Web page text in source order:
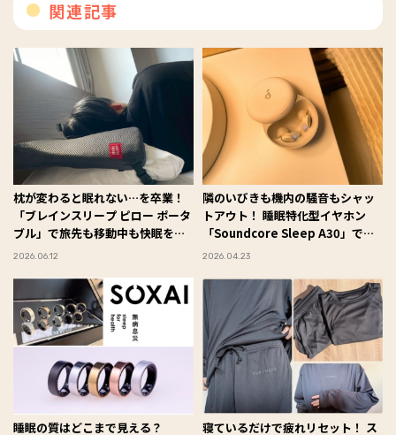
関連記事
枕が変わると眠れない…を卒業！
「ブレインスリープ ピロー ポータ
ブル」で旅先も移動中も快眠を持
ち運ぶ #Omezaトーク
2026.06.12
隣のいびきも機内の騒音もシャッ
トアウト！ 睡眠特化型イヤホン
「Soundcore Sleep A30」で手
に入れた“究極の熟睡”体験レポ
2026.04.23
睡眠の質はどこまで見える？
寝ているだけで疲れリセット！ ス